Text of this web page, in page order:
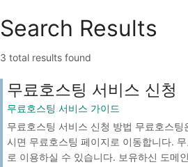
Search Results
3 total results found
무료호스팅 서비스 신청
무료호스팅 서비스 가이드
무료호스팅 서비스 신청 방법 무료호스
시면 무료호스팅 페이지로 이동합니다.
로 이용하실 수 있습니다. 보유하신 도메